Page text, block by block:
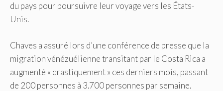
du pays pour poursuivre leur voyage vers les États-
Unis.
Chaves a assuré lors d’une conférence de presse que la
migration vénézuélienne transitant par le Costa Rica a
augmenté « drastiquement » ces derniers mois, passant
de 200 personnes à 3.700 personnes par semaine.